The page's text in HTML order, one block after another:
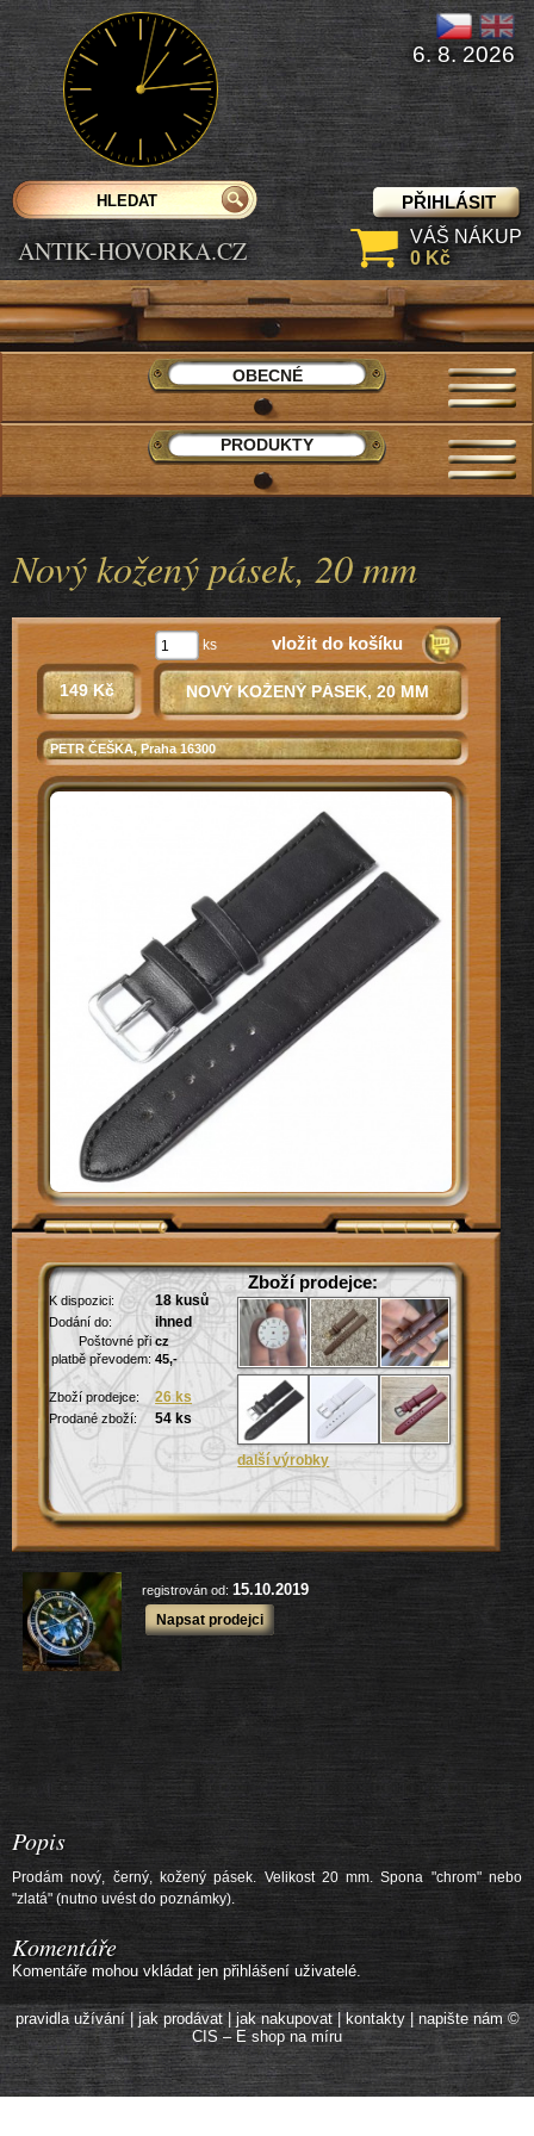
Nový kožený pásek, 20 mm
149 Kč NOVÝ KOŽENÝ PÁSEK, 20 MM
ks vložit do košíku
K dispozici: 18 kusů
ihned
Poštovné při cz
platbě převodem:
45,-
Zboží prodejce: 26 ks
Zboží prodejce:
další výrobky
registrován od: 15.10.2019
Napsat prodejci
Popis
Prodám nový, černý, kožený pásek. Velikost 20 mm. Spona "chrom" nebo
"zlatá" (nutno uvést do poznámky).
Komentáře
Komentáře mohou vkládat jen přihlášení uživatelé.
ANTIK-HOVORKA.CZ
PŘIHLÁSIT
6. 8. 2026
VÁŠ NÁKUP
0 Kč
OBECNÉ
PRODUKTY
pravidla užívání|jak prodávat|jak nakupovat|kontakty|napište nám ©
CIS – E shop na míru